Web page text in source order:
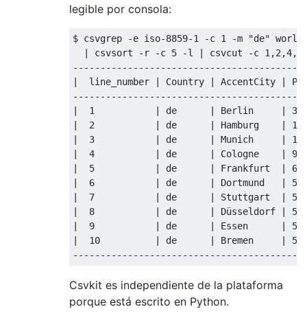
legible por consola:
$ csvgrep -e iso-8859-1 -c 1 -m "de"
| csvsort -r -c 5 -l | csvcut -c
|  line_number | Country | AccentCity |
|  1           | de      | Berlin     |
|  2           | de      | Hamburg    |
|  3           | de      | Munich     |
|  4           | de      | Cologne    |
|  5           | de      | Frankfurt  |
|  6           | de      | Dortmund   |
|  7           | de      | Stuttgart  |
|  8           | de      | Düsseldorf |
|  9           | de      | Essen      |
|  10          | de      | Bremen     |
Csvkit es independiente de la plataforma
porque está escrito en Python.